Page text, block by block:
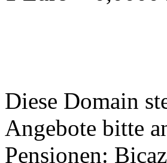
Diese Domain
Angebote bitte
Pensionen: